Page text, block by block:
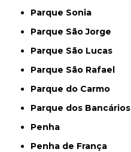
Parque Sonia
Parque São Jorge
Parque São Lucas
Parque São Rafael
Parque do Carmo
Parque dos Bancários
Penha
Penha de França